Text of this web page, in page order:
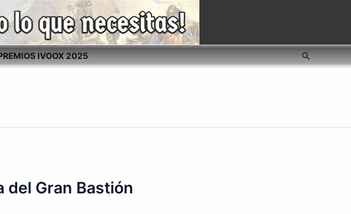
IVOOX 2025 Buscar
del Gran Bastión